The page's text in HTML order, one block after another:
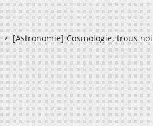
[Astronomie] Cosmologie, trous